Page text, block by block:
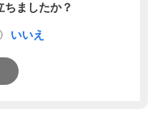
ちましたか？
いいえ